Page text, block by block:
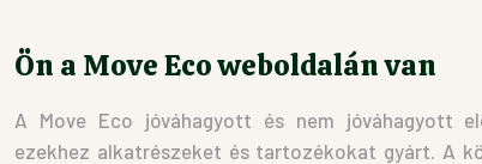
termékoldalon
ki
Ön a Move Eco weboldalán van
A Move Eco jóváhagyott és nem jóváhagyott
ezekhez alkatrészeket és tartozékokat gyárt. A